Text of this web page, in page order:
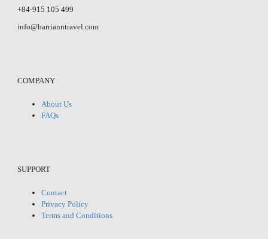
+84-915 105 499
info@barrianntravel.com
COMPANY
About Us
FAQs
SUPPORT
Contact
Privacy Policy
Terms and Conditions